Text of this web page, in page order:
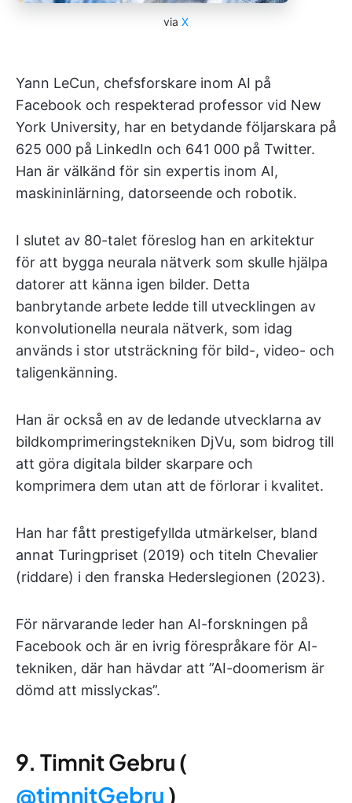
via X
Yann LeCun, chefsforskare inom AI på
Facebook och respekterad professor vid New
York University, har en betydande följarskara på
625 000 på LinkedIn och 641 000 på Twitter.
Han är välkänd för sin expertis inom AI,
maskininlärning, datorseende och robotik.
I slutet av 80-talet föreslog han en arkitektur
för att bygga neurala nätverk som skulle hjälpa
datorer att känna igen bilder. Detta
banbrytande arbete ledde till utvecklingen av
konvolutionella neurala nätverk, som idag
används i stor utsträckning för bild-, video- och
taligenkänning.
Han är också en av de ledande utvecklarna av
bildkomprimeringstekniken DjVu, som bidrog till
att göra digitala bilder skarpare och
komprimera dem utan att de förlorar i kvalitet.
Han har fått prestigefyllda utmärkelser, bland
annat Turingpriset (2019) och titeln Chevalier
(riddare) i den franska Hederslegionen (2023).
För närvarande leder han AI-forskningen på
Facebook och är en ivrig förespråkare för AI-
tekniken, där han hävdar att ”AI-doomerism är
dömd att misslyckas”.
9. Timnit Gebru (
@timnitGebru )